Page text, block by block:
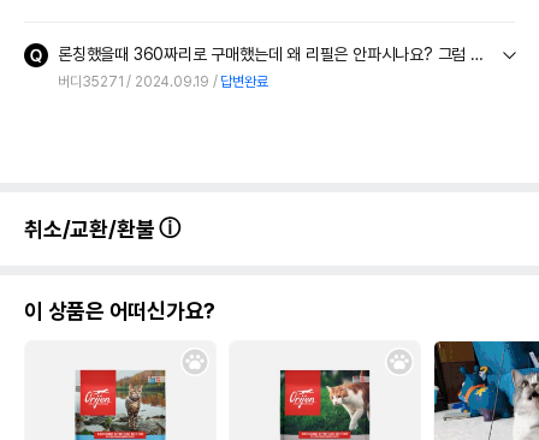
론칭했을때 360짜리로 구매했는데 왜 리필은 안파시나요? 그럼 항상 이사이즈는 완제품으로사라는건가요? 이사이즈는 리필이된다고 강조하면서 판매하셨는지 이해가안되네요.
버디35271 2024.09.19 답변완료
취소/교환/환불
이 상품은 어떠신가요?